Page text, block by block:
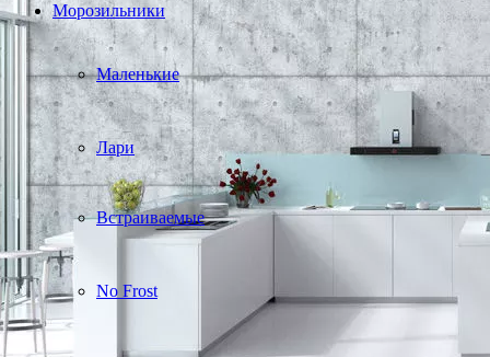
Морозильники
Маленькие
Лари
Встраиваемые
No Frost